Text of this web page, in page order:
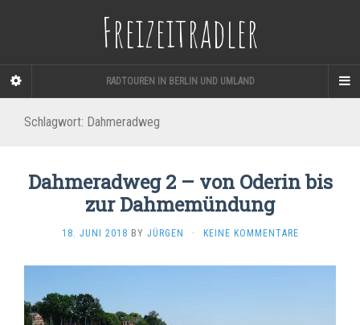
Freizeitradler
RADTOUREN IN BERLIN UND UMLAND
Schlagwort: Dahmeradweg
Dahmeradweg 2 – von Oderin bis
zur Dahmemündung
18. JUNI 2018 BY JÜRGEN · KEINE KOMMENTARE